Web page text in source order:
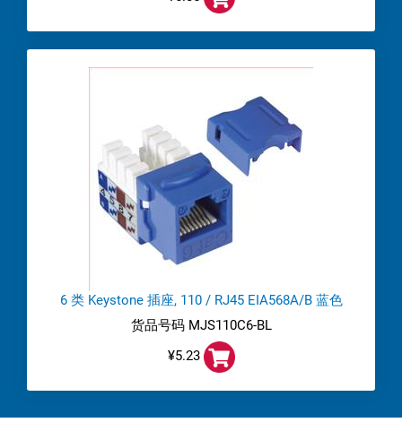
6 类 Keystone 插座, 110 / RJ45 EIA568A/B 蓝色
货品号码 MJS110C6-BL
¥5.23